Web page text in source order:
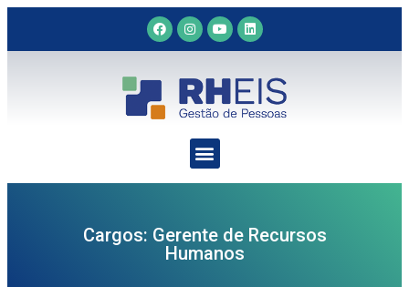
Cargos: Gerente de Recursos
Humanos